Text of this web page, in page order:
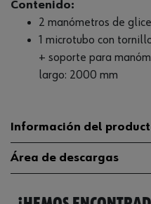
Contenido:
2 manómetros de
1 microtubo con
+ soporte para
largo: 2000 mm
Información del
Área de descargas
Catálogo General